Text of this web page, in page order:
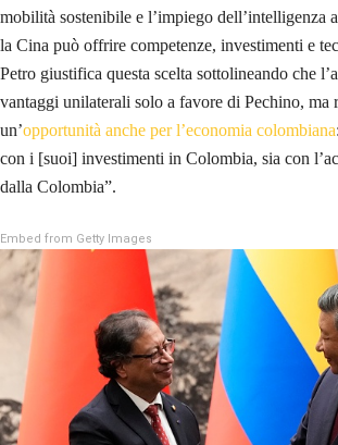
mobilità sostenibile e l’impiego dell’intelligenza
la Cina può offrire competenze, investimenti e
Petro giustifica questa scelta sottolineando che
vantaggi unilaterali solo a favore di Pechino, ma
un’opportunità anche per l’economia colombiana
con i [suoi] investimenti in Colombia, sia con
dalla Colombia”.
Embed from Getty Images